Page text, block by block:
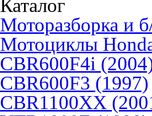
Каталог
Моторазборка и
Мотоциклы
CBR600F4i
CBR600F3 (1997)
CBR1100XX